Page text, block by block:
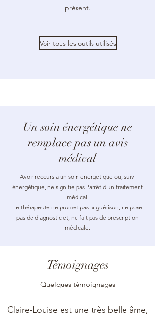
présent.
Voir tous les outils utilisés
Un soin énergétique ne
remplace pas un avis
médical
Avoir recours à un soin énergétique ou, suivi
énergétique, ne signifie pas l'arrêt d'un traitement
médical.
Le thérapeute ne promet pas la guérison, ne pose
pas de diagnostic et, ne fait pas de prescription
médicale.
Témoignages
Quelques témoignages
Claire-Louise est une très belle âme,